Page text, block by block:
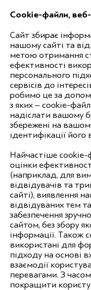
Cookie-файли, веб-
Сайт збирає
нашому сайті та
метою отримання
ефективності
персонального
сервісів до
робимо це за
з яких – cookie-
надіслати вашому
збережені на
ідентифікації його
Найчастіше
оцінки
(наприклад, для
відвідувачів та
сайті), виявлення
відвідуваних тем
забезпечення
сайтом, без збору
інформації. Також
використані для
підходу на основі
взаємодії
перевагами. З
покращити